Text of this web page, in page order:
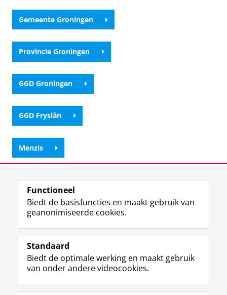
Gemeente Groningen
Provincie Groningen
GGD Groningen
GGD Fryslân
Menzis
De Friesland Zorgverkeraar
Forum Groningen
Laatst gewijzigd:
View this page in:English
Functioneel
Biedt de basisfuncties en maakt gebruik van
geanonimiseerde cookies.
Standaard
Biedt de optimale werking en maakt gebruik
van onder andere videocookies.